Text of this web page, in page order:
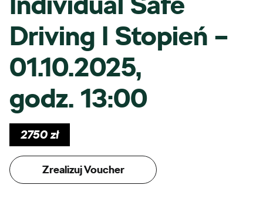
Driving I Stopień –
01.10.2025,
godz. 13:00
2750zł
Zrealizuj Voucher